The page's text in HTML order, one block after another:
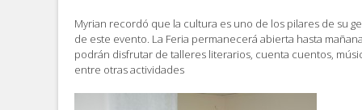
Myrian recordó que la cultura es uno de los pilares de su
de este evento. La Feria permanecerá abierta hasta
podrán disfrutar de talleres literarios, cuenta cuentos,
entre otras actividades